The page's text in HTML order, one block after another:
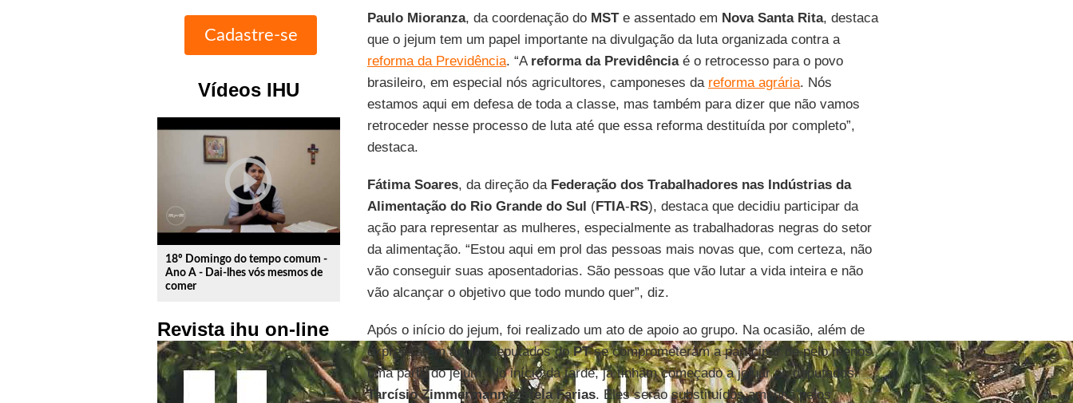
Vídeos IHU
play_circle_outline
18º Domingo do tempo comum -
Ano A - Dai-lhes vós mesmos de
comer
Revista ihu on-line
Paulo Mioranza, da coordenação do MSTe assentado em Nova Santa Rita, destaca
que o jejum tem um papel importante na divulgação da luta organizada contra a
reforma da Previdência. “A reforma da Previdênciaé o retrocesso para o povo
brasileiro, em especial nós agricultores, camponeses da reforma agrária. Nós
estamos aqui em defesa de toda a classe, mas também para dizer que não vamos
retroceder nesse processo de luta até que essa reforma destituída por completo”,
destaca.
Fátima Soares, da direção da Federação dos Trabalhadores nas Indústrias da
Alimentação do Rio Grande do Sul (FTIA-RS), destaca que decidiu participar da
ação para representar as mulheres, especialmente as trabalhadoras negras do setor
da alimentação. “Estou aqui em prol das pessoas mais novas que, com certeza, não
vão conseguir suas aposentadorias. São pessoas que vão lutar a vida inteira e não
vão alcançar o objetivo que todo mundo quer”, diz.
Após o início do jejum, foi realizado um ato de apoio ao grupo. Na ocasião, além de
expressarem apoio, deputados doPTse comprometeram a participar de pelo menos
uma parte do jejum. No início da tarde, já tinham começado a jejuar os deputados
Tarcísio ZimmermanneStela Farias. Eles serão substituídos amanhã pelos